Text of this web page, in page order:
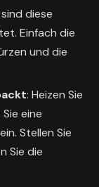
diese
Einfach die
und die
: Heizen Sie
eine
Stellen Sie
Sie die